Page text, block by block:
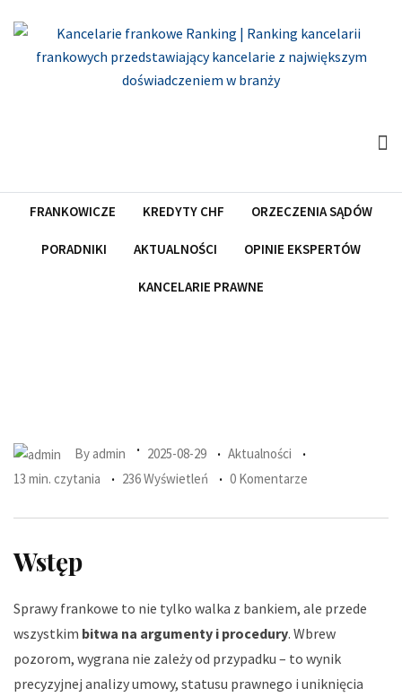
content
FRANKOWICZE KREDYTY CHF ORZECZENIA SĄDÓW
PORADNIKI AKTUALNOŚCI OPINIE EKSPERTÓW
KANCELARIE PRAWNE
By admin 2025-08-29
Aktualności
13 min. czytania
236 Wyświetleń 0 Komentarze
Wstęp
Sprawy frankowe to nie tylko walka z bankiem, ale przede
wszystkim bitwa na argumenty i procedury. Wbrew
pozorom, wygrana nie zależy od przypadku – to wynik
precyzyjnej analizy umowy, statusu prawnego i uniknięcia